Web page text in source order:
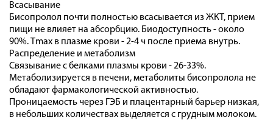
Всасывание
Бисопролол почти полностью всасывается из ЖКТ, прием
пищи не влияет на абсорбцию. Биодоступность - около
90%. Тmax в плазме крови - 2-4 ч после приема внутрь.
Распределение и метаболизм
Связывание с белками плазмы крови - 26-33%.
Метаболизируется в печени, метаболиты бисопролола не
обладают фармакологической активностью.
Проницаемость через ГЭБ и плацентарный барьер низкая,
в небольших количествах выделяется с грудным молоком.